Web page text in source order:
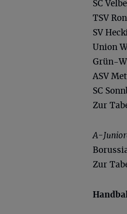
SC
TSV
SV
Union
Grün-
ASV
SC
Zur
A-
Zur